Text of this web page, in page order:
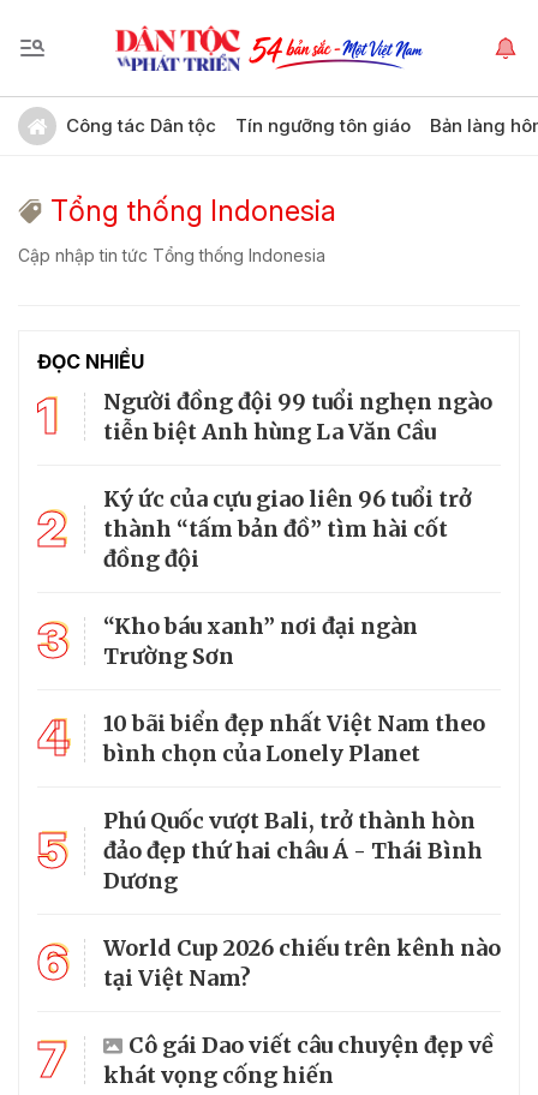
Công tác Dân tộc Tín ngưỡng tôn giáo Bản làng
Tổng thống Indonesia
Cập nhập tin tức Tổng thống Indonesia
ĐỌC NHIỀU
1
Người đồng đội 99 tuổi nghẹn ngào
tiễn biệt Anh hùng La Văn Cầu
2
Ký ức của cựu giao liên 96 tuổi trở
thành “tấm bản đồ” tìm hài cốt
đồng đội
3
“Kho báu xanh” nơi đại ngàn
Trường Sơn
4
10 bãi biển đẹp nhất Việt Nam theo
bình chọn của Lonely Planet
5
Phú Quốc vượt Bali, trở thành hòn
đảo đẹp thứ hai châu Á - Thái Bình
Dương
6
World Cup 2026 chiếu trên kênh nào
tại Việt Nam?
7
Cô gái Dao viết câu chuyện đẹp về
khát vọng cống hiến